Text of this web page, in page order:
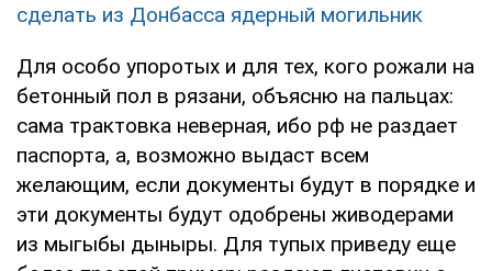
сделать из Донбасса ядерный могильник
Для особо упоротых и для тех, кого рожали на
бетонный пол в рязани, объясню на пальцах:
сама трактовка неверная, ибо рф не раздает
паспорта, а, возможно выдаст всем
желающим, если документы будут в порядке и
эти документы будут одобрены живодерами
из мыгыбы дыныры. Для тупых приведу еще